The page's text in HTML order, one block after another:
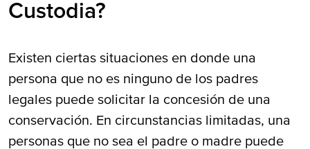
Custodia?
Existen ciertas situaciones en donde una
persona que no es ninguno de los padres
legales puede solicitar la concesión de una
conservación. En circunstancias limitadas, una
personas que no sea el padre o madre puede